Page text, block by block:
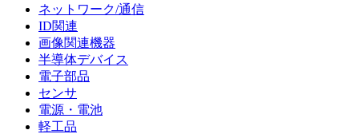
ネットワーク/通信
ID関連
画像関連機器
半導体デバイス
電子部品
センサ
電源・電池
軽工品